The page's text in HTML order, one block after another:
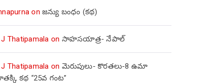
onజన్యు బంధం (కథ)
Thatipamala on సాహసయాత్ర- నేపాల్‌
Thatipamala on మెరుపులు- కొరతలు-8 ఉమా
కథ “25వ గంట”